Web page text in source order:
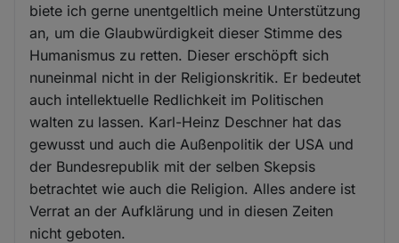
biete ich gerne unentgeltlich meine Unterstützung
an, um die Glaubwürdigkeit dieser Stimme des
Humanismus zu retten. Dieser erschöpft sich
nuneinmal nicht in der Religionskritik. Er bedeutet
auch intellektuelle Redlichkeit im Politischen
walten zu lassen. Karl-Heinz Deschner hat das
gewusst und auch die Außenpolitik der USA und
der Bundesrepublik mit der selben Skepsis
betrachtet wie auch die Religion. Alles andere ist
Verrat an der Aufklärung und in diesen Zeiten
nicht geboten.